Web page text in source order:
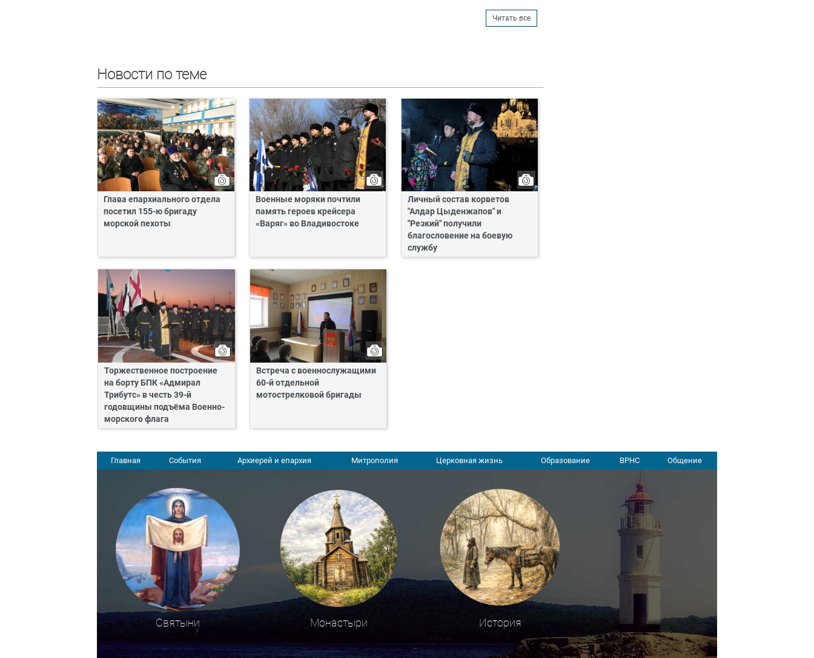
Читать все
Новости по теме
Глава епархиального отдела
посетил 155-ю бригаду
морской пехоты
Военные моряки почтили
память героев крейсера
«Варяг» во Владивостоке
Личный состав корветов
"Алдар Цыденжапов" и
"Резкий" получили
благословение на боевую
службу
Торжественное построение
на борту БПК «Адмирал
Трибутс» в честь 39-й
годовщины подъёма Военно-
морского флага
Встреча с военнослужащими
60-й отдельной
мотострелковой бригады
Главная События Архиерей и епархия Митрополия Церковная жизнь Образование ВРНС Общение
Святыни Монастыри История